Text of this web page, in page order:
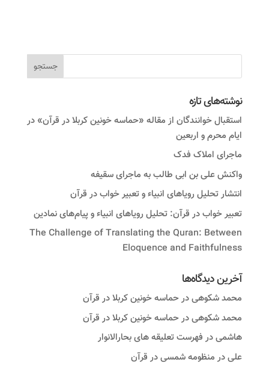
نوشته‌های تازه
استقبال خوانندگان از مقاله «حماسه خونین کربلا در قرآن» در
ایام محرم و اربعین
ماجرای املاک فدک
واکنش على بن ابى طالب به ماجرای سقیفه
انتشار تحلیل رویاهای انبیاء و تعبیر خواب در قرآن
تعبیر خواب در قرآن: تحلیل رویاهای انبیاء و پیام‌های نمادین
The Challenge of Translating the Quran: Between
Eloquence and Faithfulness
آخرین دیدگاه‌ها
محمد شکوهیدرحماسه خونین کربلا در قرآن
محمد شکوهیدر حماسه خونین کربلا در قرآن
هاشمیدر فهرست تعلیقه های بحارالانوار
علیدر منظومه شمسی در قرآن